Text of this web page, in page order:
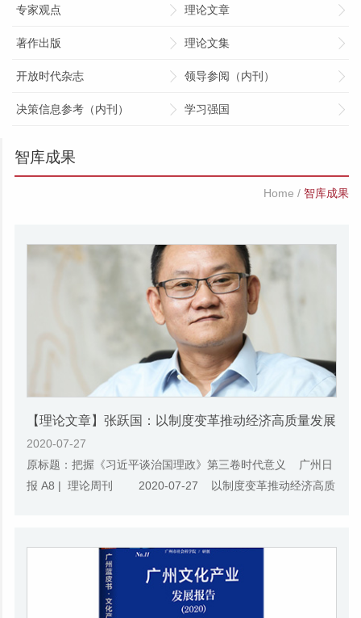
专家观点 理论文章
著作出版 理论文集
开放时代杂志 领导参阅（内刊）
决策信息参考（内刊） 学习强国
智库成果
Home / 智库成果
【理论文章】张跃国：以制度变革推动经济高质量发展
2020-07-27
原标题：把握《习近平谈治国理政》第三卷时代意义 广州日
报 A8 | 理论周刊 2020-07-27 以制度变革推动经济高质